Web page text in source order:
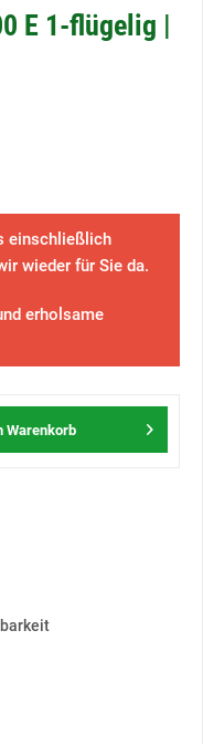
E 1-flügelig |
einschließlich
wieder für Sie da.
erholsame
Warenkorb